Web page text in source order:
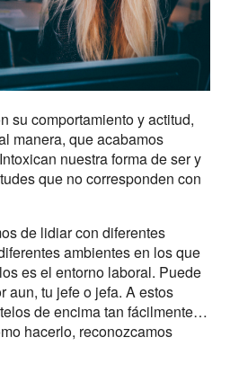
su comportamiento y actitud,
manera, que acabamos
nuestra forma de ser y
que no corresponden con
de lidiar con diferentes
ambientes en los que
es el entorno laboral. Puede
aun, tu jefe o jefa. A estos
de encima tan fácilmente…
hacerlo, reconozcamos